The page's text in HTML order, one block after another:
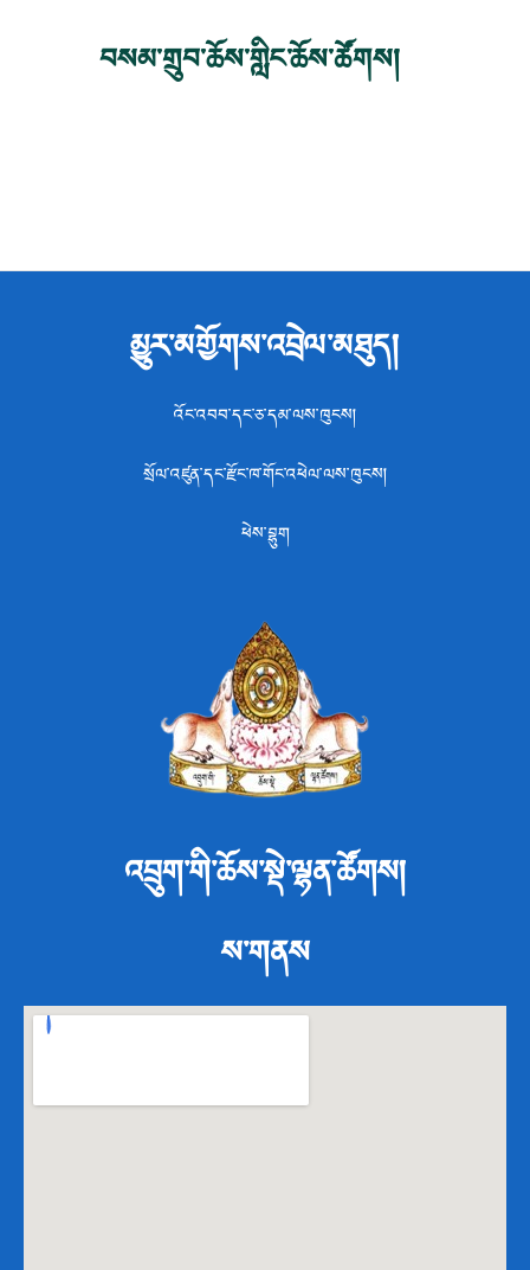
བསམ་གྲུབ་ཆོས་གླིང་ཆོས་ཚོགས།
མྱུར་མགྱོགས་འབྲེལ་མཐུད།
འོང་འབབ་དང་ཅ་དམ་ལས་ཁུངས།
སྲོལ་འཛུན་དང་རྫོང་ཁ་གོང་འཕེལ་ལས་ཁུངས།
ཕེས་བྷུག
འབྲུག་གི་ཆོས་སྡེ་ལྷན་ཚོགས།
ས་གནས